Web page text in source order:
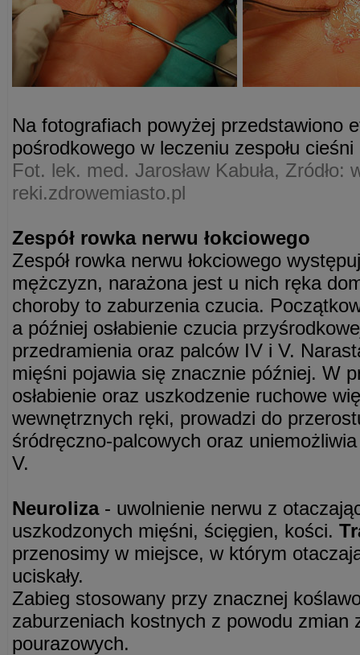
Na fotografiach powyżej przedstawiono
pośrodkowego w leczeniu zespołu cieśni
Fot. lek. med. Jarosław Kabuła, Zródło:
reki.zdrowemiasto.pl
Zespół rowka nerwu łokciowego
Zespół rowka nerwu łokciowego
mężczyzn, narażona jest u nich ręka
choroby to zaburzenia czucia.
a później osłabienie czucia
przedramienia oraz palców IV i V.
mięśni pojawia się znacznie później. W
osłabienie oraz uszkodzenie ruchowe
wewnętrznych ręki, prowadzi do
śródręczno-palcowych oraz
V.
Neuroliza- uwolnienie nerwu z
uszkodzonych mięśni, ścięgien, kości.
przenosimy w miejsce, w którym
uciskały.
Zabieg stosowany przy znacznej
zaburzeniach kostnych z powodu zmian
pourazowych.